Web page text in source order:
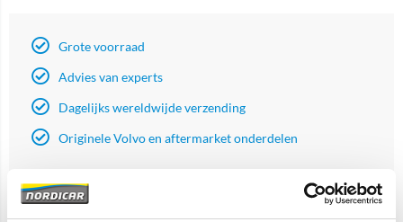
Grote voorraad
Advies van experts
Dagelijks wereldwijde verzending
Originele Volvo en aftermarket onderdelen